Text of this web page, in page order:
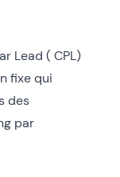
Lead ( CPL)
fixe qui
des
par